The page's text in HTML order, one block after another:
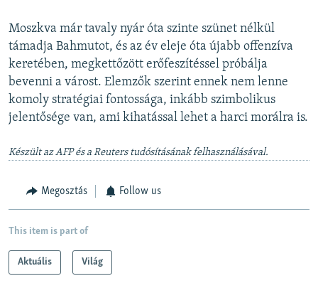
i
d
e
Moszkva már tavaly nyár óta szinte szünet nélkül
támadja Bahmutot, és az év eleje óta újabb offenzíva
keretében, megkettőzött erőfeszítéssel próbálja
bevenni a várost. Elemzők szerint ennek nem lenne
komoly stratégiai fontossága, inkább szimbolikus
jelentősége van, ami kihatással lehet a harci morálra is.
Készült az AFP és a Reuters tudósításának felhasználásával.
Megosztás Follow us
This item is part of
Aktuális Világ